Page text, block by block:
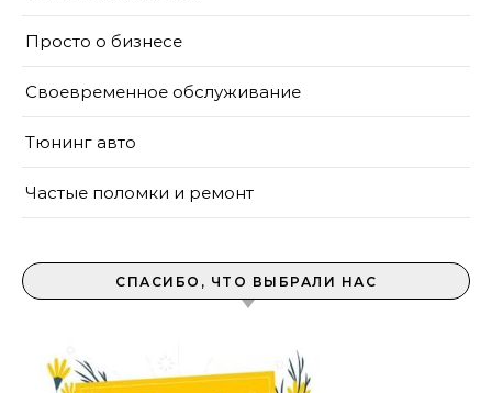
Просто о бизнесе
Своевременное обслуживание
Тюнинг авто
Частые поломки и ремонт
СПАСИБО, ЧТО ВЫБРАЛИ НАС